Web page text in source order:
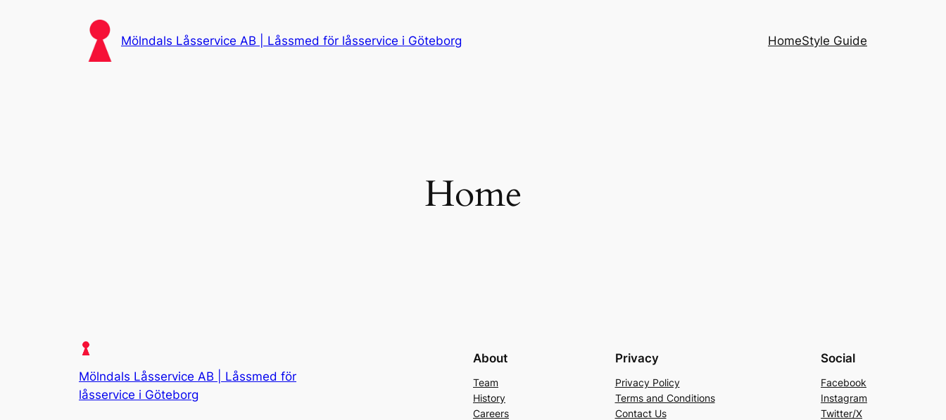
Mölndals Låsservice AB | Låssmed för låsservice i Göteborg HomeStyle Guide
Home
Mölndals Låsservice AB | Låssmed för
låsservice i Göteborg
About
Team
History
Careers
Privacy
Privacy Policy
Terms and Conditions
Contact Us
Social
Facebook
Instagram
Twitter/X